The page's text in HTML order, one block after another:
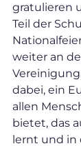
gratulieren
Teil der
weiter an
dabei, ein
allen
bietet, das
lernt und in